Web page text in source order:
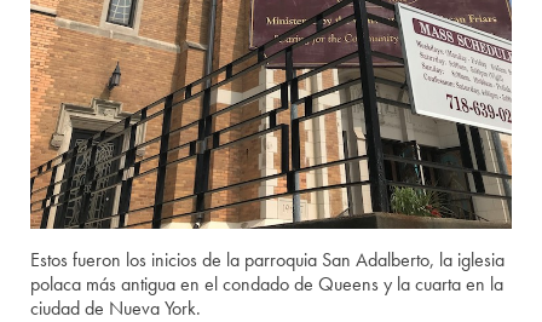
Estos fueron los inicios de la parroquia San Adalberto, la iglesia
polaca más antigua en el condado de Queens y la cuarta en la
ciudad de Nueva York.